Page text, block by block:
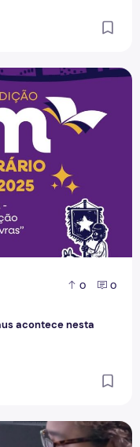
0 0
acontece nesta
acontece nesta
e Mães